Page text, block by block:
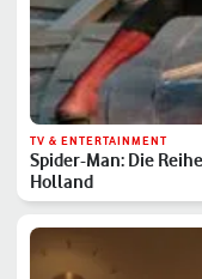
TV & ENTERTAINMENT
Spider-Man: Die
Holland